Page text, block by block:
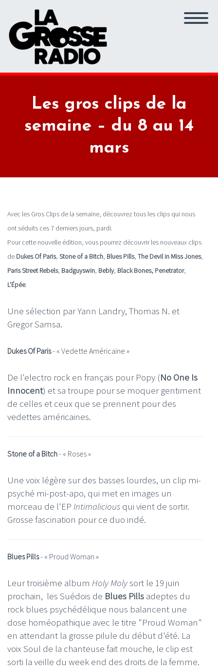
Les gros clips de la
semaine – du 8 au 14
mars
Avec les Gros Clips de la semaine, découvrez tous les clips qui nous
ont séduits ces 7 derniers jours, pardi.
Pour cette nouvelle édition, vous pourrez découvrir les nouveaux clips
de Dukes Of Paris, Stone of a Bitch, Blues Pills, The Devil in Miss Jones,
Paris Street Rebels, Badguyswin, Bebly, Black Bones, Penetrator,
L'Épée.
Une sélection par Yann Landry, Thomas N. et
Gregor Samsa.
Dukes Of Paris- « Vedette Américaine »
De l'electro rock en français pour Popy (No One Is
Innocent) et sa troupe pour se moquer gentiment
de celles et ceux que se prennent pour des
vedettes américaines.
Stone of a Bitch- « Roses »
Une voix légère sur des basses lourdes, un clip mi-
psyché mi-post-apo, qui met en images un
morceau de l'EP Intimalicious qui vient de sortir.
Grosse fascination pour ce duo indé.
Blues Pills- « Proud Woman »
Leur troisième album Holy Molysort le 19 juin
prochain, les Suédois de Blues Pills adeptes du
rock blues psychédélique nous balancent une
dose homéopathique avec le titre "Proud Woman"
en attendant la grosse pilule du début d'été. La
voix Soul de la chanteuse fait mouche, le clip est
sorti la veille du week end des droits de la femme.